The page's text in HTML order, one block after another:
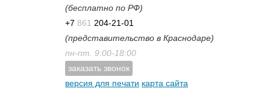
(бесплатно по РФ)
+7 861 204-21-01
(представительство в Краснодаре)
пн-пт. 9:00-18:00
заказать звонок
версия для печати карта сайта